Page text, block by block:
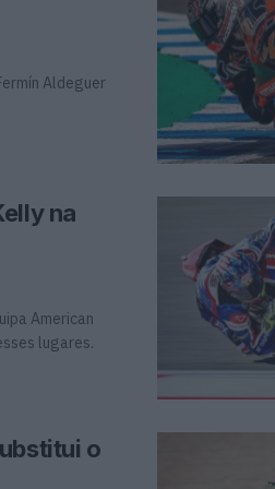
Aldeguer
na
American
lugares.
o